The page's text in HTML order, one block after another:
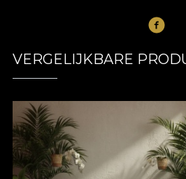
VERGELIJKBARE